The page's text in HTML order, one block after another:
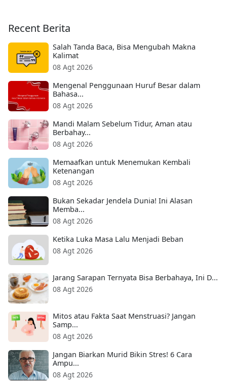
Recent Berita
Salah Tanda Baca, Bisa Mengubah Makna
Kalimat
08 Agt 2026
Mengenal Penggunaan Huruf Besar dalam
Bahasa...
08 Agt 2026
Mandi Malam Sebelum Tidur, Aman atau
Berbahay...
08 Agt 2026
Memaafkan untuk Menemukan Kembali
Ketenangan
08 Agt 2026
Bukan Sekadar Jendela Dunia! Ini Alasan
Memba...
08 Agt 2026
Ketika Luka Masa Lalu Menjadi Beban
08 Agt 2026
Jarang Sarapan Ternyata Bisa Berbahaya, Ini D...
08 Agt 2026
Mitos atau Fakta Saat Menstruasi? Jangan
Samp...
08 Agt 2026
Jangan Biarkan Murid Bikin Stres! 6 Cara
Ampu...
08 Agt 2026